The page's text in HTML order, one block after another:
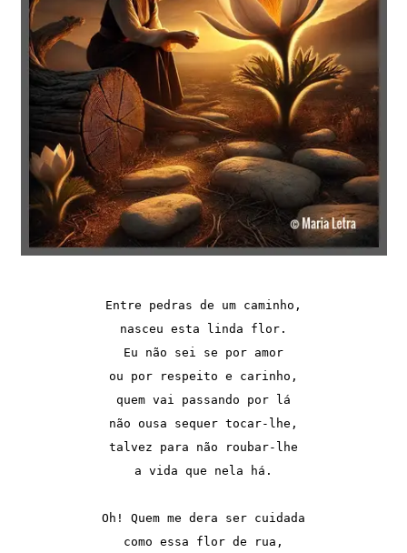
Entre pedras de um caminho,
nasceu esta linda flor.
Eu não sei se por amor
ou por respeito e carinho,
quem vai passando por lá
não ousa sequer tocar-lhe,
talvez para não roubar-lhe
a vida que nela há.
Oh! Quem me dera ser cuidada
como essa flor de rua,